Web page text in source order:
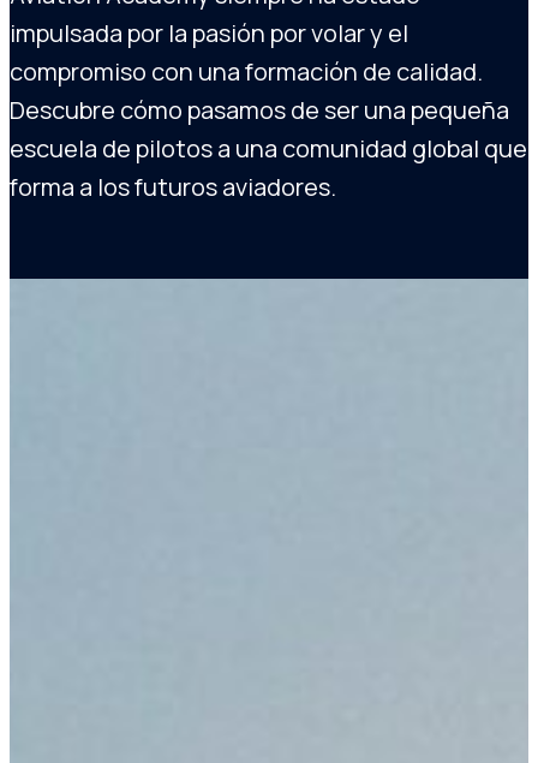
impulsada por la pasión por volar y el
compromiso con una formación de calidad.
Descubre cómo pasamos de ser una pequeña
escuela de pilotos a una comunidad global que
forma a los futuros aviadores.